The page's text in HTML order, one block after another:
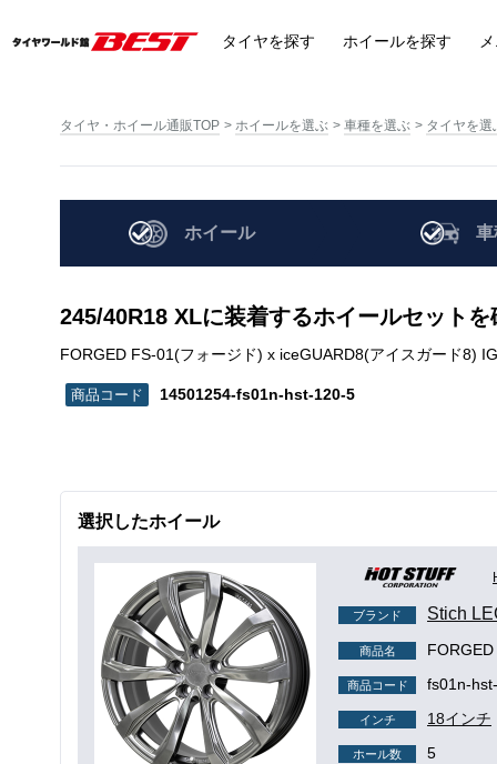
タイヤを探す ホイールを探す
タイヤ・ホイール通販TOP ホイールを選ぶ 車種を選ぶ タイヤを選
ホイール 車
245/40R18 XLに装着するホイールセットを
FORGED FS-01(フォージド) x iceGUARD8(アイスガード8)
14501254-fs01n-hst-120-5
選択したホイール
ブランド Stich
商品名
商品コード fs01n-
インチ 18インチ
ホール数 5